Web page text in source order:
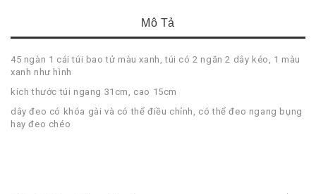
Mô Tả
45 ngàn 1 cái túi bao tử màu xanh, túi có 2 ngăn 2 dây kéo, 1 màu
xanh như hình
kích thước túi ngang 31cm, cao 15cm
dây đeo có khóa gài và có thể điều chỉnh, có thể đeo ngang bụng
hay đeo chéo